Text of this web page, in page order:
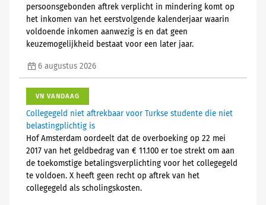
persoonsgebonden aftrek verplicht in mindering komt op
het inkomen van het eerstvolgende kalenderjaar waarin
voldoende inkomen aanwezig is en dat geen
keuzemogelijkheid bestaat voor een later jaar.
6 augustus 2026
VN VANDAAG
Collegegeld niet aftrekbaar voor Turkse studente die niet
belastingplichtig is
Hof Amsterdam oordeelt dat de overboeking op 22 mei
2017 van het geldbedrag van € 11.100 er toe strekt om aan
de toekomstige betalingsverplichting voor het collegegeld
te voldoen. X heeft geen recht op aftrek van het
collegegeld als scholingskosten.